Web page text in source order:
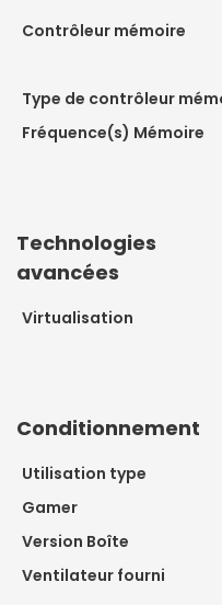
Contrôleur mémoire
Type de contrôleur
Fréquence(s) Mémoire
Technologies
avancées
Virtualisation
Conditionnement
Utilisation type
Gamer
Version Boîte
Ventilateur fourni